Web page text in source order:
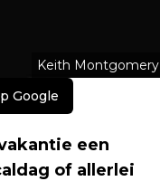
Keith Montgomery
Google
een
of allerlei